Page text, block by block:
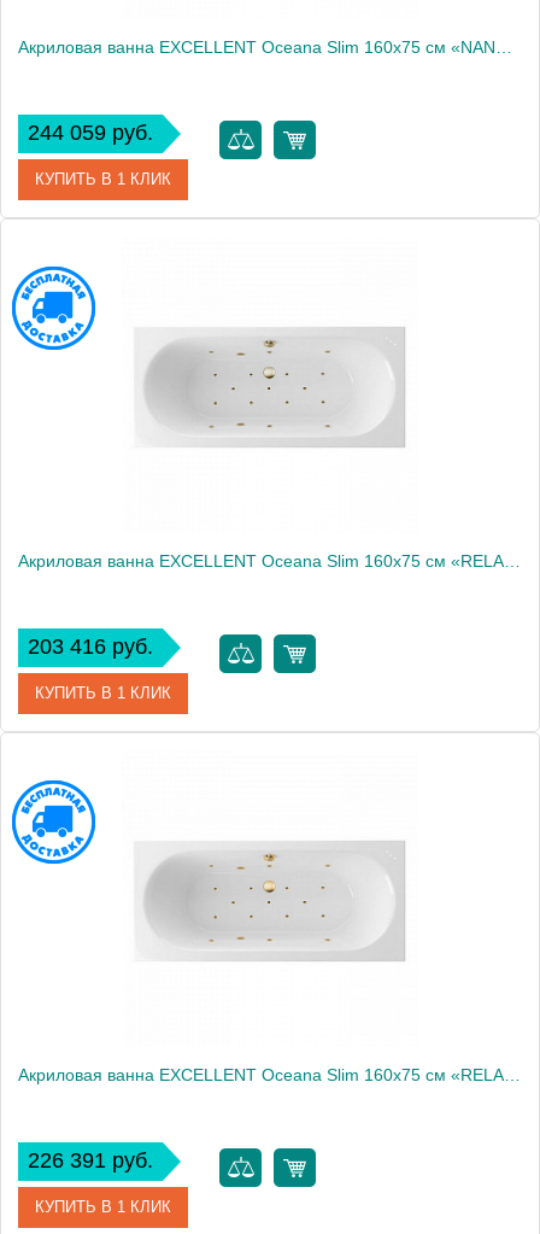
244 059 руб.
КУПИТЬ В 1 КЛИК
Артикул
Производитель
203 416 руб.
КУПИТЬ В 1 КЛИК
Артикул
Производитель
226 391 руб.
КУПИТЬ В 1 КЛИК